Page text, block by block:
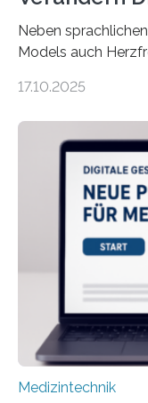
Neben
Models auch
haben Dr. Morris
und Boris Burr von
dafür eine
physiologische
übermittelt werden
kann dadurch
einbeziehen, auf
Einfluss nehmen.
17.10.2025
Medizintechnik